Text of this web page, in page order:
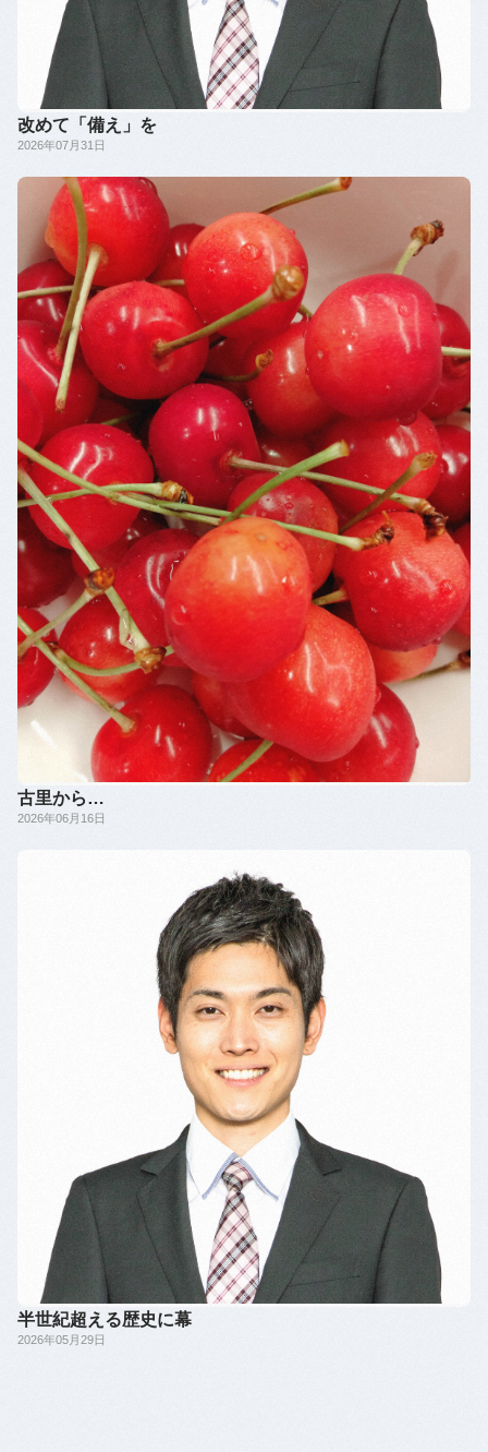
改めて「備え」を
2026年07月31日
古里から…
2026年06月16日
半世紀超える歴史に幕
2026年05月29日